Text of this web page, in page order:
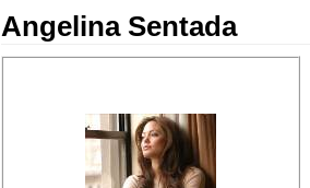
Angelina Sentada